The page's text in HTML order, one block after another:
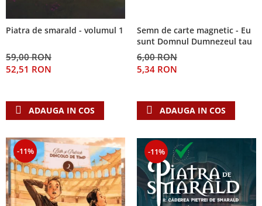
Piatra de smarald - volumul 1
59,00 RON
52,51 RON
ADAUGA IN COS
Semn de carte magnetic - Eu
sunt Domnul Dumnezeul tau
6,00 RON
5,34 RON
ADAUGA IN COS
-11% -11%